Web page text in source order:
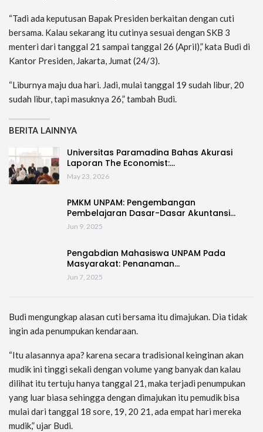
“Tadi ada keputusan Bapak Presiden berkaitan dengan cuti
bersama. Kalau sekarang itu cutinya sesuai dengan SKB 3
menteri dari tanggal 21 sampai tanggal 26 (April),” kata Budi di
Kantor Presiden, Jakarta, Jumat (24/3).
“Liburnya maju dua hari. Jadi, mulai tanggal 19 sudah libur, 20
sudah libur, tapi masuknya 26,” tambah Budi.
BERITA LAINNYA
Universitas Paramadina Bahas Akurasi
Laporan The Economist:…
May 23, 2026
PMKM UNPAM: Pengembangan
Pembelajaran Dasar-Dasar Akuntansi…
Jun 9, 2025
Pengabdian Mahasiswa UNPAM Pada
Masyarakat: Penanaman…
Jun 7, 2025
Budi mengungkap alasan cuti bersama itu dimajukan. Dia tidak
ingin ada penumpukan kendaraan.
“Itu alasannya apa? karena secara tradisional keinginan akan
mudik ini tinggi sekali dengan volume yang banyak dan kalau
dilihat itu tertuju hanya tanggal 21, maka terjadi penumpukan
yang luar biasa sehingga dengan dimajukan itu pemudik bisa
mulai dari tanggal 18 sore, 19, 20 21, ada empat hari mereka
mudik,” ujar Budi.